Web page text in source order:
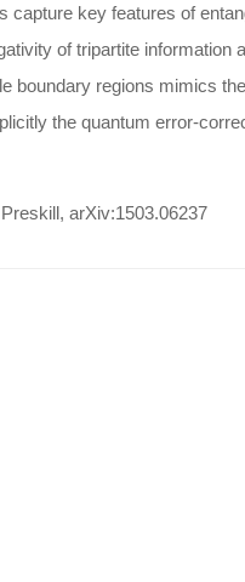
key features of
of tripartite information
boundary regions mimics
the quantum error-
arXiv:1503.06237